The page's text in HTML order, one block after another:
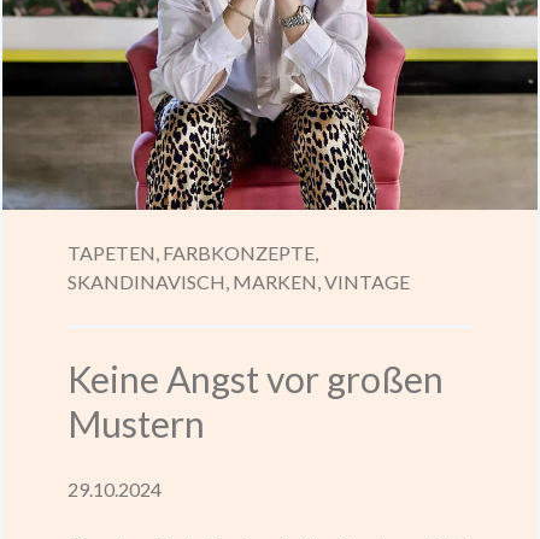
TAPETEN, FARBKONZEPTE,
SKANDINAVISCH, MARKEN,VINTAGE
Keine Angst vor großen
Mustern
29.10.2024